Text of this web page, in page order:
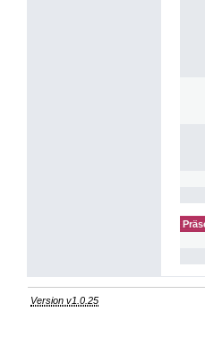
Version v1.0.25